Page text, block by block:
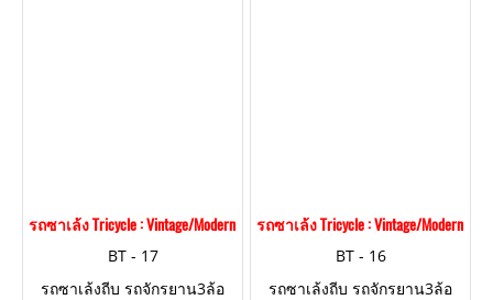
รถซาเล้ง Tricycle : Vintage/Modern Style BT - 17
BT - 17
รถซาเล้งถีบ รถจักรยาน3ล้อ
รถซาเล้ง Tricycle : Vintage/Modern
BT - 16
รถซาเล้งถีบ รถจักรยาน3ล้อ